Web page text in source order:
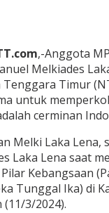
,-Anggota
Melkiades
Tenggara Timur
untuk
cerminan
Melki Laka Lena,
Laka Lena saat
Kebangsaan
Tunggal Ika) di
(11/3/2024).